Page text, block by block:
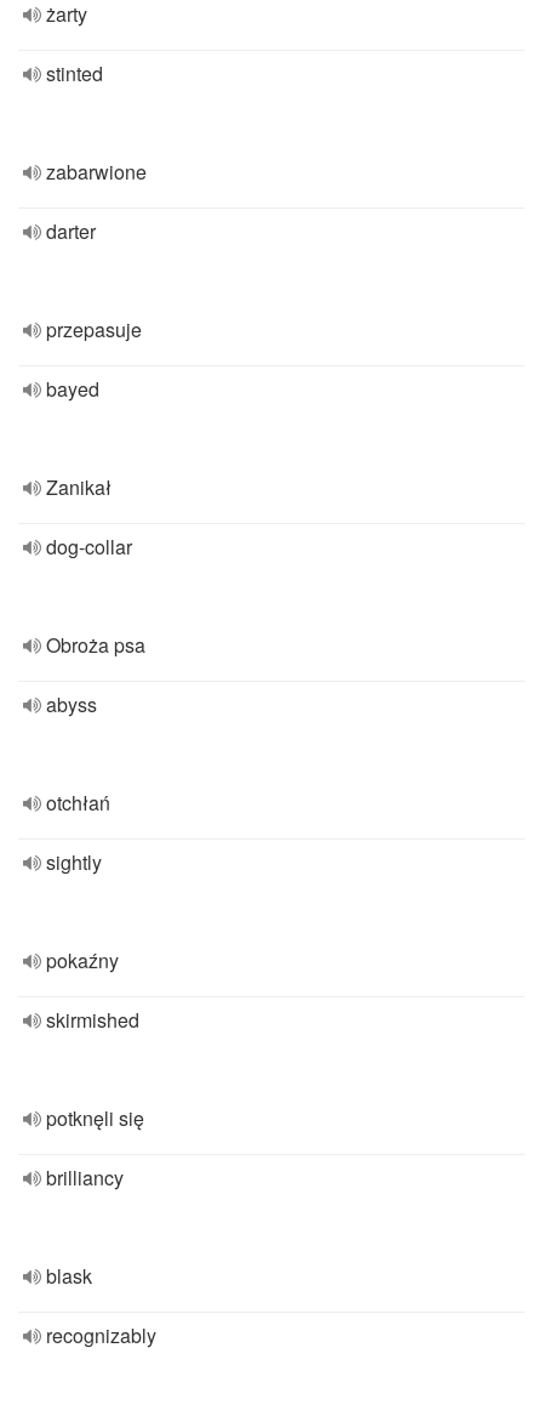
żarty
stinted
zabarwione
darter
przepasuje
bayed
Zanikał
dog-collar
Obroża psa
abyss
otchłań
sightly
pokaźny
skirmished
potknęli się
brilliancy
blask
recognizably